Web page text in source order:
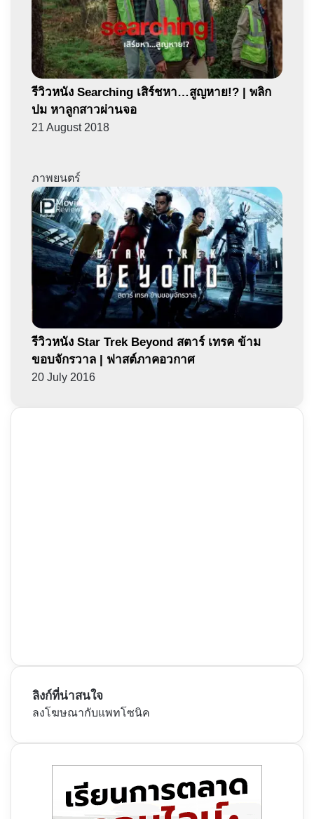
รีวิวหนัง Searching เสิร์ชหา…สูญหาย!? | พลิก
ปม หาลูกสาวผ่านจอ
21 August 2018
ภาพยนตร์
รีวิวหนัง Star Trek Beyond สตาร์ เทรค ข้าม
ขอบจักรวาล | ฟาสต์ภาคอวกาศ
20 July 2016
ลิงก์ที่น่าสนใจ
ลงโฆษณากับแพทโซนิค